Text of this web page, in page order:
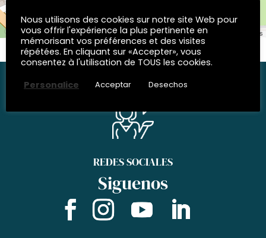
Leaflet| © OpenStreetMap contributors
REDES SOCIALES
Siguenos
Nous utilisons des cookies sur notre site Web pour
vous offrir l'expérience la plus pertinente en
mémorisant vos préférences et des visites
répétées. En cliquant sur «Accepter», vous
consentez à l'utilisation de TOUS les cookies.
Personalice
Acceptar Desechos